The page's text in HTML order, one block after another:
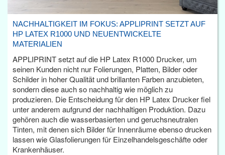
NACHHALTIGKEIT IM FOKUS: APPLIPRINT SETZT AUF
HP LATEX R1000 UND NEUENTWICKELTE
MATERIALIEN
APPLIPRINT setzt auf die HP Latex R1000 Drucker, um
seinen Kunden nicht nur Folierungen, Platten, Bilder oder
Schilder in hoher Qualität und brillanten Farben anzubieten,
sondern diese auch so nachhaltig wie möglich zu
produzieren. Die Entscheidung für den HP Latex Drucker fiel
unter anderem aufgrund der nachhaltigen Produktion. Dazu
gehören auch die wasserbasierten und geruchsneutralen
Tinten, mit denen sich Bilder für Innenräume ebenso drucken
lassen wie Glasfolierungen für Einzelhandelsgeschäfte oder
Krankenhäuser.